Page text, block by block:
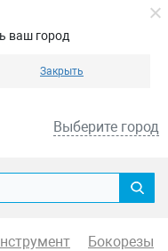
ваш город
Закрыть
Выберите город
Бокорезы